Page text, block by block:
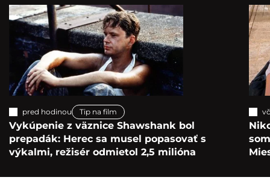
pred hodinou Tip na film
Vykúpenie z väznice Shawshank bol
prepadák: Herec sa musel popasovať s
výkalmi, režisér odmietol 2,5 milióna